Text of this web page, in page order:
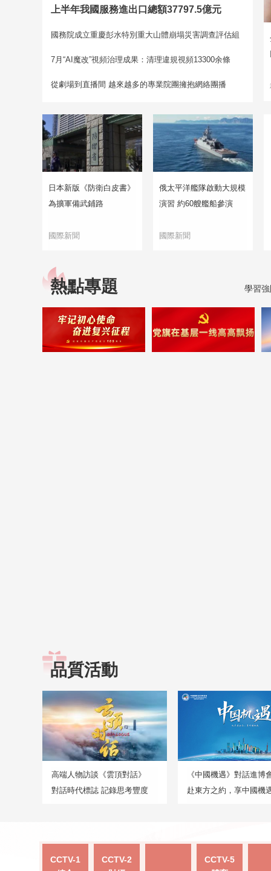
上半年我國服務進出口總額37797.5億元
國務院成立重慶彭水特別重大山體崩塌災害調查評估組
7月“AI魔改”視頻治理成果：清理違規視頻13300余條
從劇場到直播間 越來越多的專業院團擁抱網絡團播
日本新版《防衛白皮書》
為擴軍備武鋪路
國際新聞
俄太平洋艦隊啟動大規模
演習 約60艘艦船參演
國際新聞
熱點專題 學習
品質活動
高端人物訪談《雲頂對話》
對話時代標誌 記錄思考豐度
《中國機遇》對話進博
赴東方之約，享中國機
CCTV-1
CCTV-2
CCTV-5